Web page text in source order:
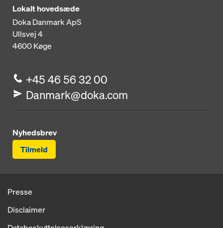
Lokalt hovedsæde
Doka Danmark ApS
Ullsvej 4
4600Køge
+45 46 56 32 00
Danmark@doka.com
Nyhedsbrev
Tilmeld
Presse
Disclaimer